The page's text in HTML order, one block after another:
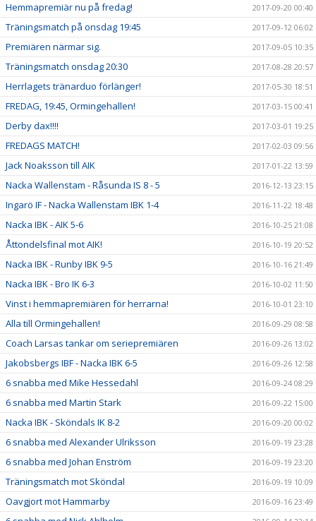
Hemmapremiär nu på fredag! 2017-09-20 00:40
Träningsmatch på onsdag 19:45 2017-09-12 06:02
Premiären närmar sig. 2017-09-05 10:35
Träningsmatch onsdag 20:30 2017-08-28 20:57
Herrlagets tränarduo förlänger! 2017-05-30 18:51
FREDAG, 19:45, Ormingehallen! 2017-03-15 00:41
Derby dax!!!! 2017-03-01 19:25
FREDAGS MATCH! 2017-02-03 09:56
Jack Noaksson till AIK 2017-01-22 13:59
Nacka Wallenstam - Råsunda IS 8 - 5 2016-12-13 23:15
Ingarö IF - Nacka Wallenstam IBK 1-4 2016-11-22 18:48
Nacka IBK - AIK 5-6 2016-10-25 21:08
Åttondelsfinal mot AIK! 2016-10-19 20:52
Nacka IBK - Runby IBK 9-5 2016-10-16 21:49
Nacka IBK - Bro IK 6-3 2016-10-02 11:50
Vinst i hemmapremiären för herrarna! 2016-10-01 23:10
Alla till Ormingehallen! 2016-09-29 08:58
Coach Larsas tankar om seriepremiären 2016-09-26 13:02
Jakobsbergs IBF - Nacka IBK 6-5 2016-09-26 12:58
6 snabba med Mike Hessedahl 2016-09-24 08:29
6 snabba med Martin Stark 2016-09-22 15:00
Nacka IBK - Sköndals IK 8-2 2016-09-20 00:02
6 snabba med Alexander Ulriksson 2016-09-19 23:28
6 snabba med Johan Enström 2016-09-19 23:20
Träningsmatch mot Sköndal 2016-09-19 10:09
Oavgjort mot Hammarby 2016-09-16 23:49